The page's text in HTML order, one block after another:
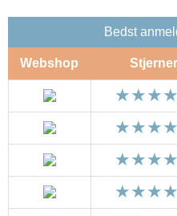
Bedst
Webshop Stjerner